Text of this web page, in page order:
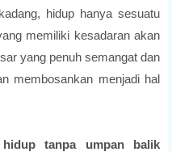
hidup hanya sesuatu
memiliki kesadaran akan
yang penuh semangat dan
membosankan menjadi hal
tanpa umpan balik